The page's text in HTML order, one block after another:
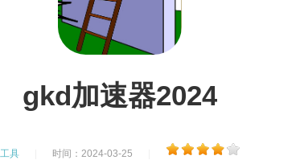
gkd加速器2024
工具 时间：2024-03-25